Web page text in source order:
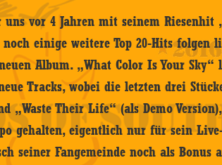
vor 4 Jahren mit seinem Riesenhit
einige weitere Top 20-Hits folgen
Album. „What Color Is Your Sky“
Tracks, wobei die letzten drei
„Waste Their Life“ (als Demo Version),
gehalten, eigentlich nur für sein
seiner Fangemeinde noch als Bonus